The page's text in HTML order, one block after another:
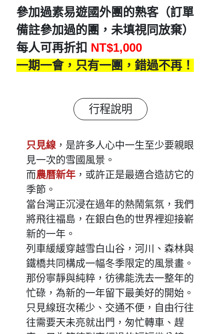
參加過素易遊國外團的熟客（訂單
備註參加過的團，未填視同放棄）
每人可再折扣 NT$1,000
一期一會，只有一團，錯過不再！
行程說明
只見線，是許多人心中一生至少要親眼
見一次的雪國風景。
而農曆新年，或許正是最適合造訪它的
季節。
當台灣正沉浸在過年的熱鬧氣氛，我們
將飛往福島，在銀白色的世界裡迎接嶄
新的一年。
列車緩緩穿越雪白山谷，河川、森林與
鐵橋共同構成一幅冬季限定的風景畫。
那份寧靜與純粹，彷彿能洗去一整年的
忙碌，為新的一年留下最美好的開始。
只見線班次稀少、交通不便，自由行往
往需要天未亮就出門，匆忙轉車、趕